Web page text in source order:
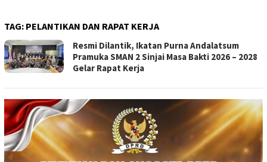
TAG: PELANTIKAN DAN RAPAT KERJA
Resmi Dilantik, Ikatan Purna Andalatsum
Pramuka SMAN 2 Sinjai Masa Bakti 2026 – 2028
Gelar Rapat Kerja